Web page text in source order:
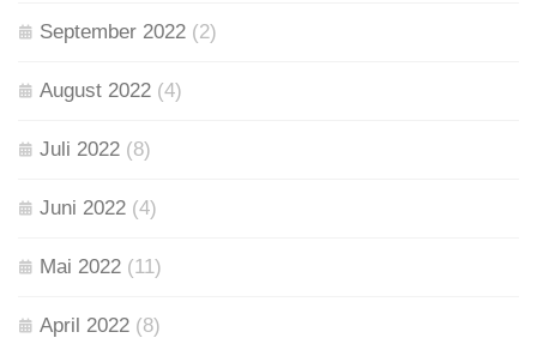
September 2022 (2)
August 2022 (4)
Juli 2022 (8)
Juni 2022 (4)
Mai 2022 (11)
April 2022 (8)